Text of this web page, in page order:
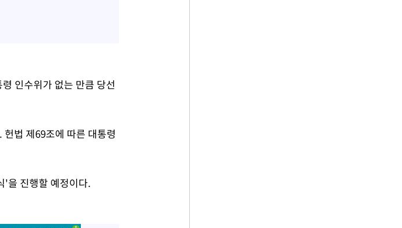
인수위가 없는 만큼 당선
법 제69조에 따른 대통령
'을 진행할 예정이다.